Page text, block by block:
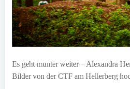
Es geht munter weiter – Alexandra
Bilder von der CTF am Hellerberg